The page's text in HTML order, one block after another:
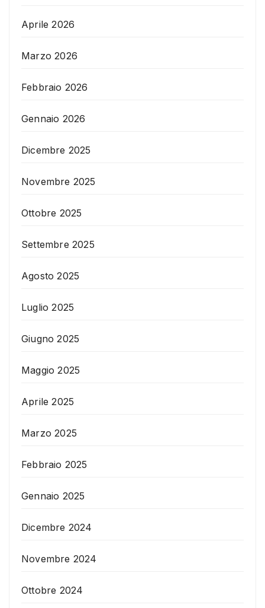
Aprile 2026
Marzo 2026
Febbraio 2026
Gennaio 2026
Dicembre 2025
Novembre 2025
Ottobre 2025
Settembre 2025
Agosto 2025
Luglio 2025
Giugno 2025
Maggio 2025
Aprile 2025
Marzo 2025
Febbraio 2025
Gennaio 2025
Dicembre 2024
Novembre 2024
Ottobre 2024